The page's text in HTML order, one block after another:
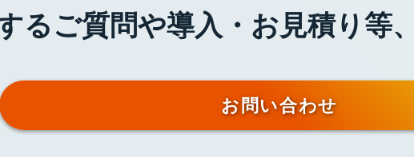
るご質問や導入・お見積り等
お問い合わせ